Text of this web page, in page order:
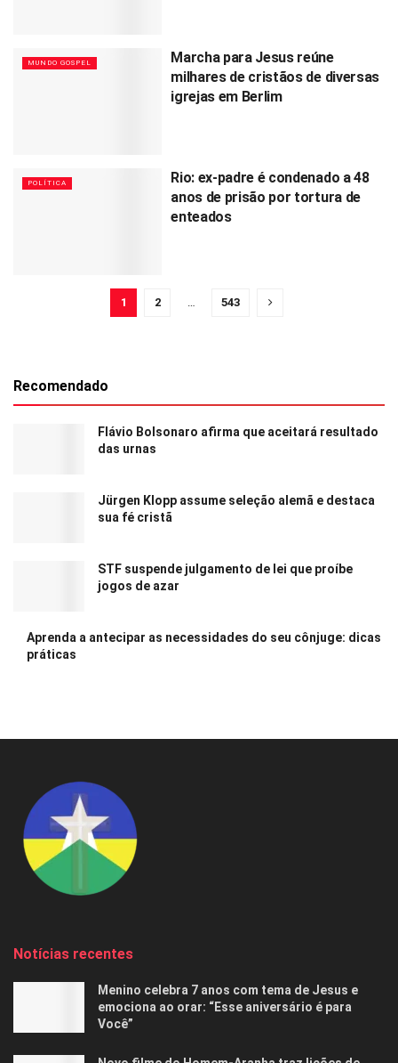
MUNDO GOSPEL
Marcha para Jesus reúne
milhares de cristãos de diversas
igrejas em Berlim
POLÍTICA
Rio: ex-padre é condenado a 48
anos de prisão por tortura de
enteados
1 2 543
Recomendado
Flávio Bolsonaro afirma que aceitará resultado
das urnas
Jürgen Klopp assume seleção alemã e destaca
sua fé cristã
STF suspende julgamento de lei que proíbe
jogos de azar
Aprenda a antecipar as necessidades do seu cônjuge: dicas
práticas
Notícias recentes
Menino celebra 7 anos com tema de Jesus e
emociona ao orar: “Esse aniversário é para
Você”